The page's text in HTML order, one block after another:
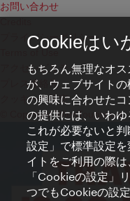
お問い合わせ
プライバシーポリシー
アクセシビリティ
プレス連絡先
クッキーの設定
© Copyright WienTourismus
Cookieはい
もちろん無理なオ
が、ウェブサイト
の興味に合わせた
の提供には、いわ
これが必要ないと
設定」で標準設定
イトをご利用の際
「Cookieの設定」
つでもCookieの設